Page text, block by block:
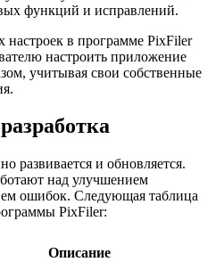
функций и исправлений.
настроек в программе PixFiler
настроить приложение
учитывая свои собственные
развивается и обновляется.
над улучшением
ошибок. Следующая таблица
PixFiler:
Описание